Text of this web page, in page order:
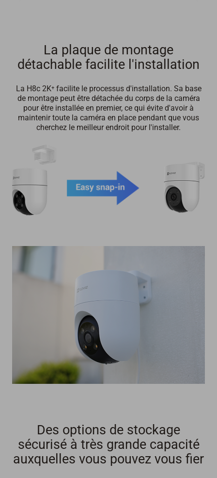
La plaque de montage
détachable facilite l'installation
La H8c 2K⁺ facilite le processus d'installation. Sa base
de montage peut être détachée du corps de la caméra
pour être installée en premier, ce qui évite d'avoir à
maintenir toute la caméra en place pendant que vous
cherchez le meilleur endroit pour l'installer.
Des options de stockage
sécurisé à très grande capacité
auxquelles vous pouvez vous fier